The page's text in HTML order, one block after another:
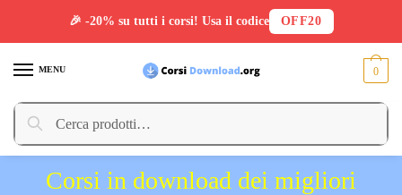
MENU
Cerca:
Cerca
0
Corsi in download dei migliori
🎉 -20% su tutti i corsi! Usa il codice OFF20